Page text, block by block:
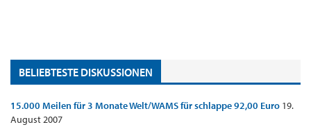
BELIEBTESTE DISKUSSIONEN
15.000 Meilen für 3 Monate Welt/WAMS für schlappe 92,00 Euro 19.
August 2007